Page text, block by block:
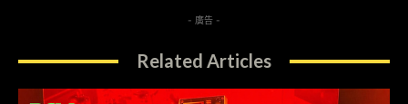
- 廣告 -
Related Articles